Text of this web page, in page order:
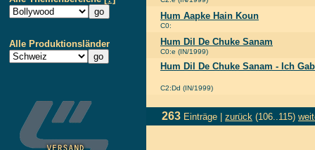
Alle Produktionsländer
Hum Aapke Hain Koun
C0:
Hum Dil De Chuke Sanam
C0:e (IN/1999)
Hum Dil De Chuke Sanam - Ich
C2:Dd (IN/1999)
263 Einträge | zurück (106..115)